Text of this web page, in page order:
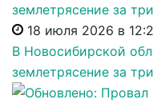
18 июля 2026 в
В Новосибирской
землетрясение за